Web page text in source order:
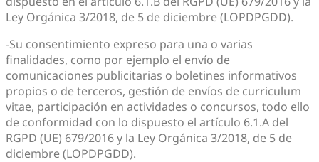
Ley Orgánica 3/2018, de 5 de diciembre (LOPDPGDD).
-Su consentimiento expreso para una o varias
finalidades, como por ejemplo el envío de
comunicaciones publicitarias o boletines informativos
propios o de terceros, gestión de envíos de curriculum
vitae, participación en actividades o concursos, todo ello
de conformidad con lo dispuesto el artículo 6.1.A del
RGPD (UE) 679/2016 y la Ley Orgánica 3/2018, de 5 de
diciembre (LOPDPGDD).